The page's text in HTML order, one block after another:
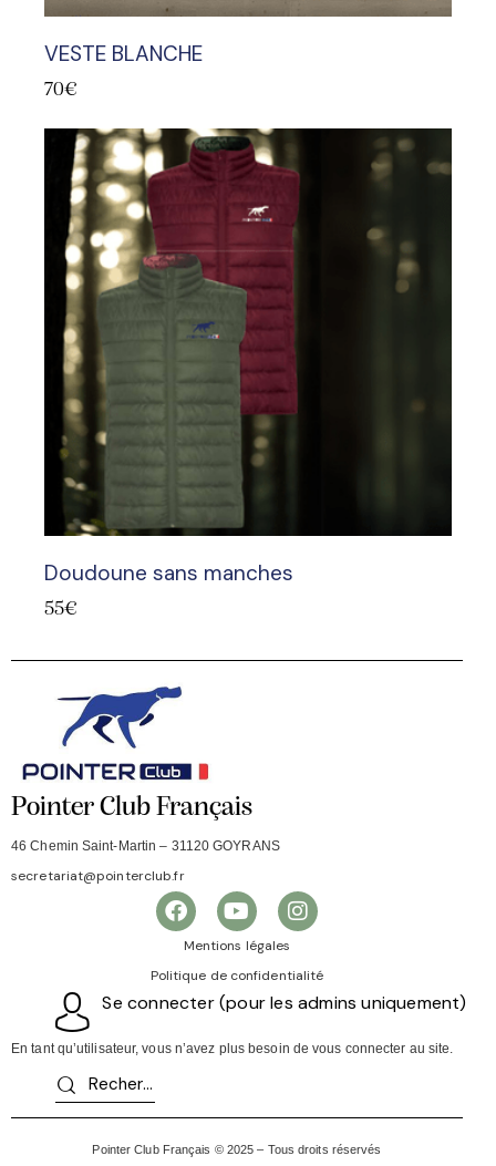
VESTE BLANCHE
70€
Doudoune sans manches
55€
Pointer Club Français
46 Chemin Saint-Martin – 31120 GOYRANS
secretariat@pointerclub.fr
Mentions légales
Politique de confidentialité
Se connecter (pour les admins uniquement)
En tant qu’utilisateur, vous n’avez plus besoin de vous connecter au site.
Pointer Club Français © 2025 – Tous droits réservés